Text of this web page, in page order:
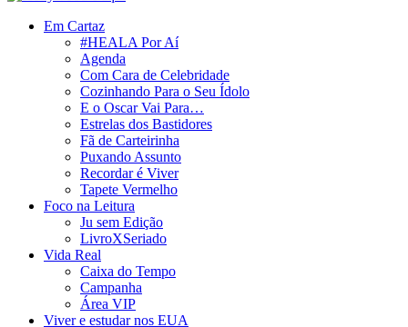
Em Cartaz
#HEALA Por Aí
Agenda
Com Cara de Celebridade
Cozinhando Para o Seu Ídolo
E o Oscar Vai Para…
Estrelas dos Bastidores
Fã de Carteirinha
Puxando Assunto
Recordar é Viver
Tapete Vermelho
Foco na Leitura
Ju sem Edição
LivroXSeriado
Vida Real
Caixa do Tempo
Campanha
Área VIP
Viver e estudar nos EUA